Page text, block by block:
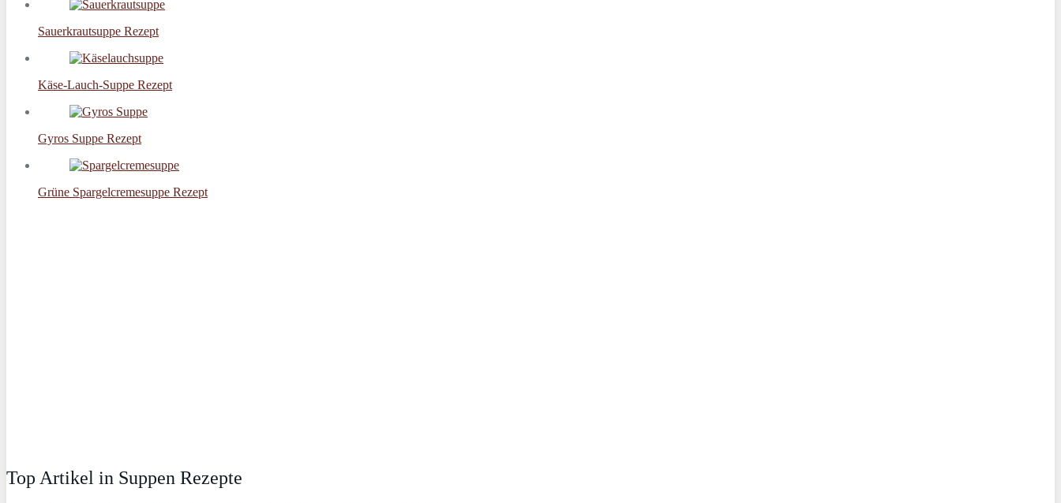
Sauerkrautsuppe Rezept
Käse-Lauch-Suppe Rezept
Gyros Suppe Rezept
Grüne Spargelcremesuppe Rezept
Top Artikel in Suppen Rezepte